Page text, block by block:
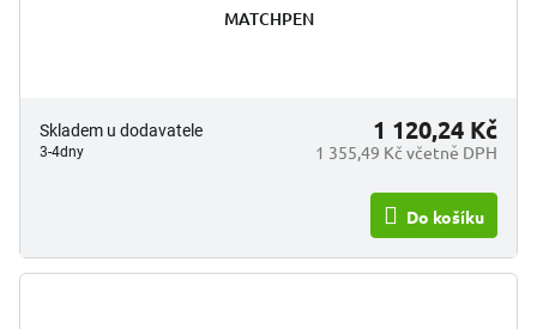
MATCHPEN
Skladem u dodavatele
3-4dny 1 355,49 Kč včetně DPH
1 120,24 Kč
Do košíku